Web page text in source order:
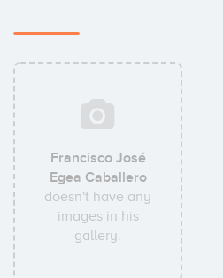
Francisco José
Egea Caballero
doesn't have any
images in his
gallery.